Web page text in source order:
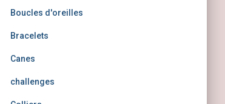
Boucles d'oreilles
Bracelets
Canes
challenges